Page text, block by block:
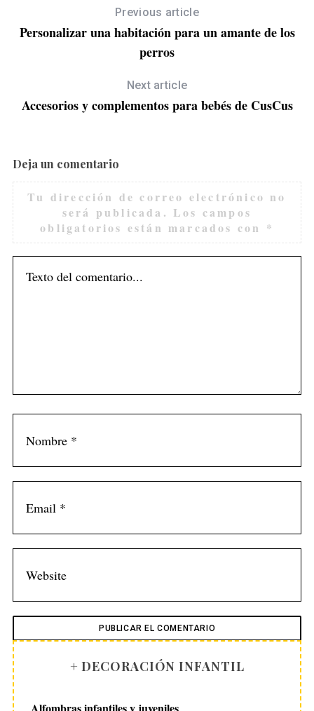
Previous article
Personalizar una habitación para un amante de los
perros
Next article
Accesorios y complementos para bebés de CusCus
Deja un comentario
Tu dirección de correo electrónico no
será publicada. Los campos
obligatorios están marcados con *
+ DECORACIÓN INFANTIL
Alfombras infantiles y juveniles